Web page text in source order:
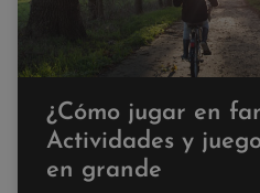
¿Cómo jugar en
Actividades y
en grande